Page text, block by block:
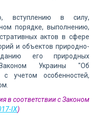
вступлению в силу,
порядке, выполнению,
актов в сфере
и объектов природно-
его природных
Законом Украины "Об
с учетом особенностей,
в соответствии с Законом
IX)